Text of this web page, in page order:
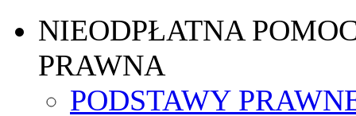
NIEODPŁATNA
PRAWNA
PODSTAWY